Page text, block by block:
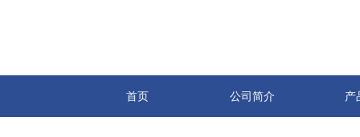
首页 公司简介 产